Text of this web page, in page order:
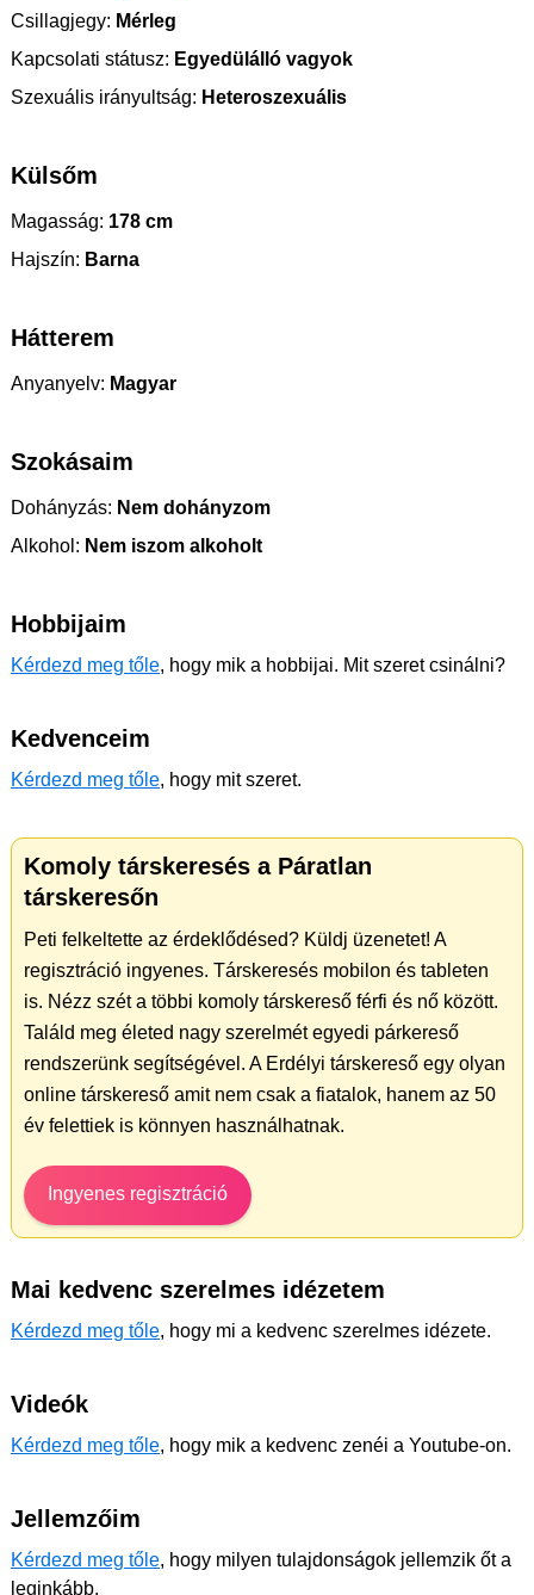
Csillagjegy: Mérleg
Kapcsolati státusz: Egyedülálló vagyok
Szexuális irányultság: Heteroszexuális
Külsőm
Magasság: 178 cm
Hajszín: Barna
Hátterem
Anyanyelv: Magyar
Szokásaim
Dohányzás: Nem dohányzom
Alkohol: Nem iszom alkoholt
Hobbijaim
Kérdezd meg tőle, hogy mik a hobbijai. Mit szeret csinálni?
Kedvenceim
Kérdezd meg tőle, hogy mit szeret.
Komoly társkeresés a Páratlan
társkeresőn
Peti felkeltette az érdeklődésed? Küldj üzenetet! A
regisztráció ingyenes. Társkeresés mobilon és tableten
is. Nézz szét a többi komoly társkereső férfi és nő között.
Találd meg életed nagy szerelmét egyedi párkereső
rendszerünk segítségével. A Erdélyi társkereső egy olyan
online társkereső amit nem csak a fiatalok, hanem az 50
év felettiek is könnyen használhatnak.
Ingyenes regisztráció
Mai kedvenc szerelmes idézetem
Kérdezd meg tőle, hogy mi a kedvenc szerelmes idézete.
Videók
Kérdezd meg tőle, hogy mik a kedvenc zenéi a Youtube-on.
Jellemzőim
Kérdezd meg tőle, hogy milyen tulajdonságok jellemzik őt a
leginkább.